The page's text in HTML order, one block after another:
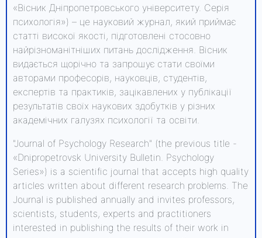
«Вісник Дніпропетровського університету. Серія
психологія») – це науковий журнал, який приймає
статті високої якості, підготовлені стосовно
найрізноманітніших питань дослідження. Вісник
видається щорічно та запрошує стати своїми
авторами професорів, науковців, студентів,
експертів та практиків, зацікавлених у публікації
результатів своїх наукових здобутків у різних
академічних галузях психології та освіти.
"Journal of Psychology Research" (the previous title -
«Dnipropetrovsk University Bulletin. Psychology
Series») is a scientific journal that accepts high quality
articles written about different research problems. The
Journal is published annually and invites professors,
scientists, students, experts and practitioners
interested in publishing the results of their work in